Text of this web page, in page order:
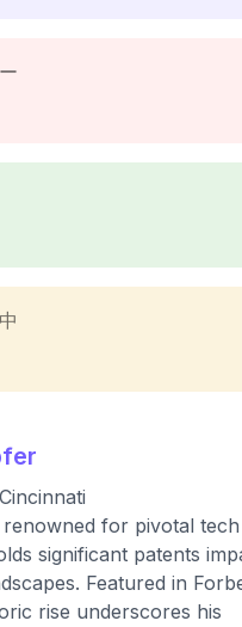
for pivotal tech
significant patents
Featured in
rise underscores his